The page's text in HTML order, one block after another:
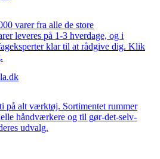
varer fra alle de store
leveres på 1-3 hverdage, og i
klar til at rådgive dig. Klik
på alt værktøj. Sortimentet rummer
håndværkere og til gør-det-selv-
udvalg.